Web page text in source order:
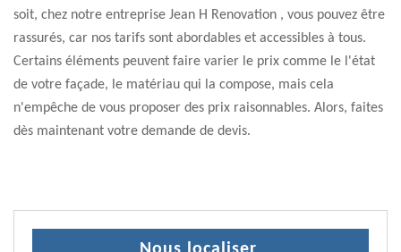
soit, chez notre entreprise Jean H Renovation , vous pouvez être
rassurés, car nos tarifs sont abordables et accessibles à tous.
Certains éléments peuvent faire varier le prix comme le l'état
de votre façade, le matériau qui la compose, mais cela
n'empêche de vous proposer des prix raisonnables. Alors, faites
dès maintenant votre demande de devis.